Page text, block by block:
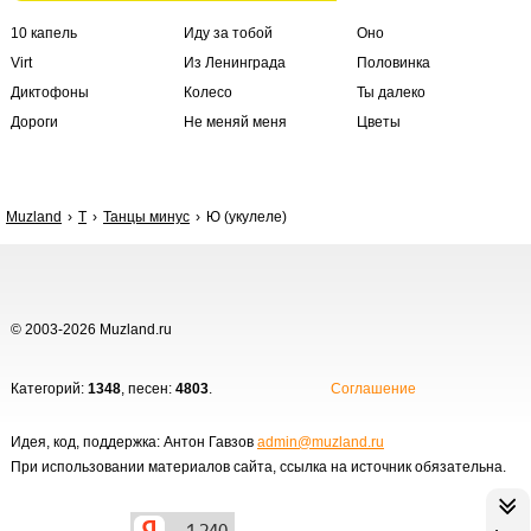
10 капель
Virt
Диктофоны
Дороги
Иду за тобой
Из Ленинграда
Колесо
Не меняй меня
Оно
Половинка
Ты далеко
Цветы
Muzland Т Танцы минус Ю (укулеле)
© 2003-2026 Muzland.ru
Категорий: 1348, песен: 4803. Соглашение
Идея, код, поддержка: Антон Гавзов admin@muzland.ru
При использовании материалов сайта, ссылка на источник обязательна.